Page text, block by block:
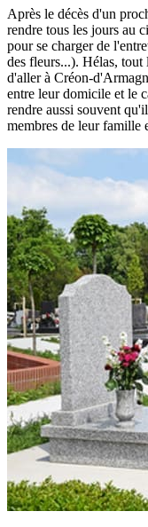
Après le décès d'un
rendre tous les jours au
pour se charger de
des fleurs...). Hélas,
d'aller à Créon-
entre leur domicile et le
rendre aussi souvent
membres de leur famille